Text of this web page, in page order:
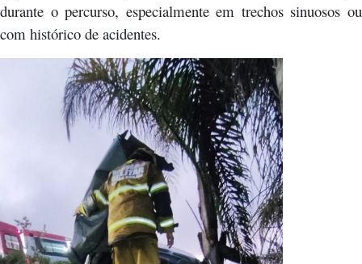
durante o percurso, especialmente em trechos sinuosos ou
com histórico de acidentes.